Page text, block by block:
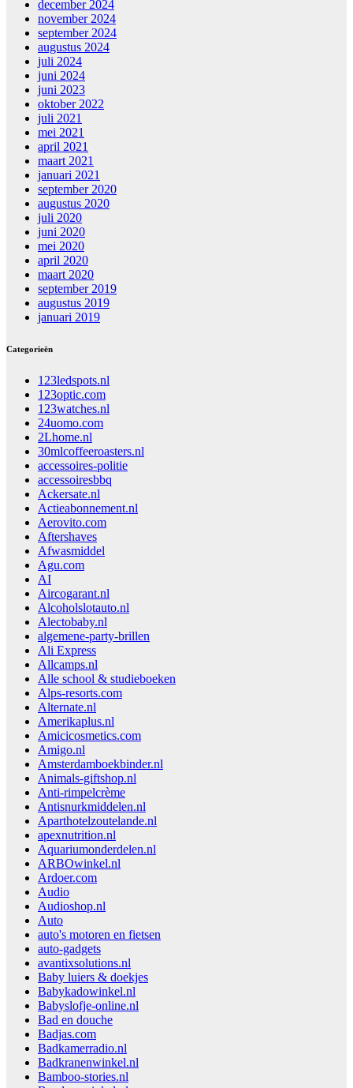
december 2024
november 2024
september 2024
augustus 2024
juli 2024
juni 2024
juni 2023
oktober 2022
juli 2021
mei 2021
april 2021
maart 2021
januari 2021
september 2020
augustus 2020
juli 2020
juni 2020
mei 2020
april 2020
maart 2020
september 2019
augustus 2019
januari 2019
Categorieën
123ledspots.nl
123optic.com
123watches.nl
24uomo.com
2Lhome.nl
30mlcoffeeroasters.nl
accessoires-politie
accessoiresbbq
Ackersate.nl
Actieabonnement.nl
Aerovito.com
Aftershaves
Afwasmiddel
Agu.com
AI
Aircogarant.nl
Alcoholslotauto.nl
Alectobaby.nl
algemene-party-brillen
Ali Express
Allcamps.nl
Alle school & studieboeken
Alps-resorts.com
Alternate.nl
Amerikaplus.nl
Amicicosmetics.com
Amigo.nl
Amsterdamboekbinder.nl
Animals-giftshop.nl
Anti-rimpelcrème
Antisnurkmiddelen.nl
Aparthotelzoutelande.nl
apexnutrition.nl
Aquariumonderdelen.nl
ARBOwinkel.nl
Ardoer.com
Audio
Audioshop.nl
Auto
auto's motoren en fietsen
auto-gadgets
avantixsolutions.nl
Baby luiers & doekjes
Babykadowinkel.nl
Babyslofje-online.nl
Bad en douche
Badjas.com
Badkamerradio.nl
Badkranenwinkel.nl
Bamboo-stories.nl